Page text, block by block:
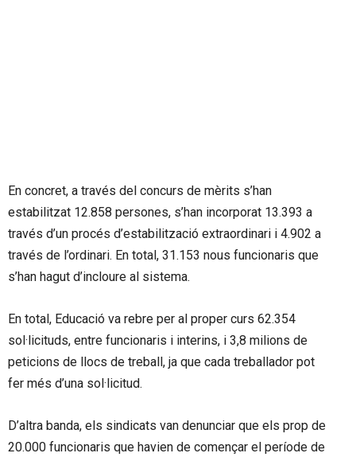
En concret, a través del concurs de mèrits s’han
estabilitzat 12.858 persones, s’han incorporat 13.393 a
través d’un procés d’estabilització extraordinari i 4.902 a
través de l’ordinari. En total, 31.153 nous funcionaris que
s’han hagut d’incloure al sistema.
En total, Educació va rebre per al proper curs 62.354
sol·licituds, entre funcionaris i interins, i 3,8 milions de
peticions de llocs de treball, ja que cada treballador pot
fer més d’una sol·licitud.
D’altra banda, els sindicats van denunciar que els prop de
20.000 funcionaris que havien de començar el període de